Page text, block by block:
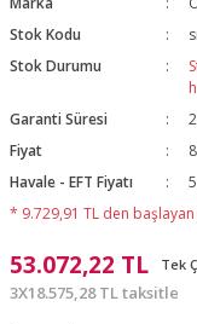
Stok Kodu
Stok Durumu
Garanti Süresi
Fiyat
Havale - EFT Fiyatı
* 9.729,91 TL den
53.072,22 TL Tek
3X18.575,28 TL taksitle